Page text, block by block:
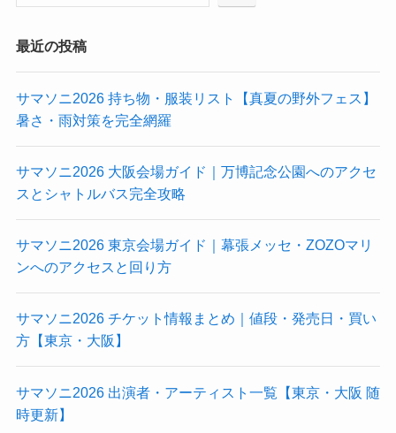
最近の投稿
サマソニ2026 持ち物・服装リスト【真夏の野外フェス】
暑さ・雨対策を完全網羅
サマソニ2026 大阪会場ガイド｜万博記念公園へのアクセ
スとシャトルバス完全攻略
サマソニ2026 東京会場ガイド｜幕張メッセ・ZOZOマリ
ンへのアクセスと回り方
サマソニ2026 チケット情報まとめ｜値段・発売日・買い
方【東京・大阪】
サマソニ2026 出演者・アーティスト一覧【東京・大阪 随
時更新】